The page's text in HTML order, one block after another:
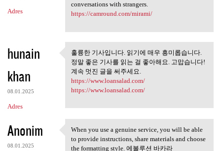
Adres
conversations with strangers.
https://camround.com/mirami/
hunain
khan
08.01.2025
Adres
훌륭한 기사입니다. 읽기에 매우
흥미롭습니다. 정말
훌륭한 기사입니다. 읽기에 매우 흥미롭습니다.
정말 좋은 기사를 읽는 걸 좋아해요. 고맙습니다!
계속 멋진 글을 써주세요.
https://www.loansalad.com/
https://www.loansalad.com/
Anonim
08.01.2025
When you use a genuine
When you use a genuine service, you will be able
to provide instructions, share materials and choose
the formatting style. 에볼루션 바카라